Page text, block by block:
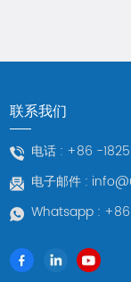
联系我们
电话 : +86 -
电子邮件 :
Whatsapp :